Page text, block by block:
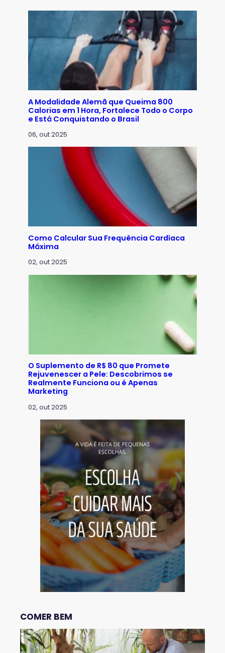
A Modalidade Alemã que Queima 800
Calorias em 1 Hora, Fortalece Todo o Corpo
e Está Conquistando o Brasil
06, out 2025
Como Calcular Sua Frequência Cardíaca
Máxima
02, out 2025
O Suplemento de R$ 80 que Promete
Rejuvenescer a Pele: Descobrimos se
Realmente Funciona ou é Apenas
Marketing
02, out 2025
COMER BEM